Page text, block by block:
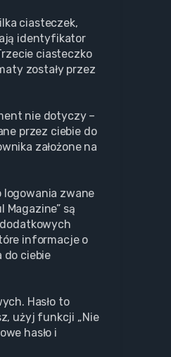
ciasteczek,
identyfikator
ciasteczko
zostały przez
nie dotyczy –
przez ciebie do
założone na
logowania zwane
są
informacje o
do ciebie
Hasło to
użyj funkcji „Nie
hasło i